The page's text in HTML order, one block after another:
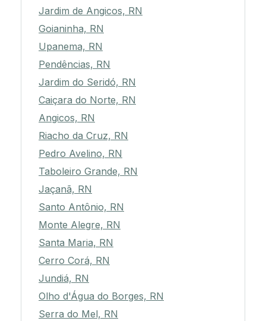
Jardim de Angicos, RN
Goianinha, RN
Upanema, RN
Pendências, RN
Jardim do Seridó, RN
Caiçara do Norte, RN
Angicos, RN
Riacho da Cruz, RN
Pedro Avelino, RN
Taboleiro Grande, RN
Jaçanã, RN
Santo Antônio, RN
Monte Alegre, RN
Santa Maria, RN
Cerro Corá, RN
Jundiá, RN
Olho d'Água do Borges, RN
Serra do Mel, RN